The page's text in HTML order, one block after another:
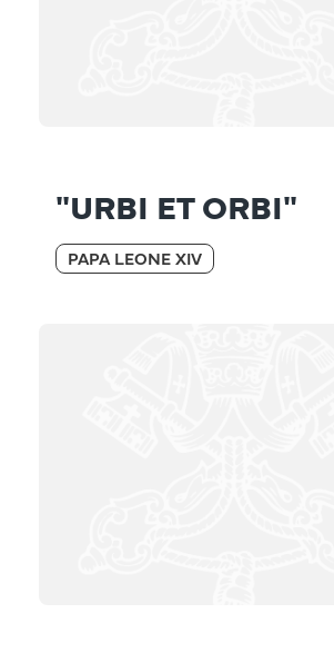
"URBI ET ORBI"
PAPA LEONE XIV